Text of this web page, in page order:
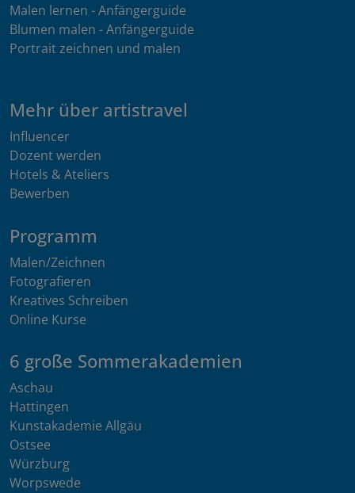
Malen lernen - Anfängerguide
Blumen malen - Anfängerguide
Portrait zeichnen und malen
Mehr über artistravel
Influencer
Dozent werden
Hotels & Ateliers
Bewerben
Programm
Malen/Zeichnen
Fotografieren
Kreatives Schreiben
Online Kurse
6 große Sommerakademien
Aschau
Hattingen
Kunstakademie Allgäu
Ostsee
Würzburg
Worpswede